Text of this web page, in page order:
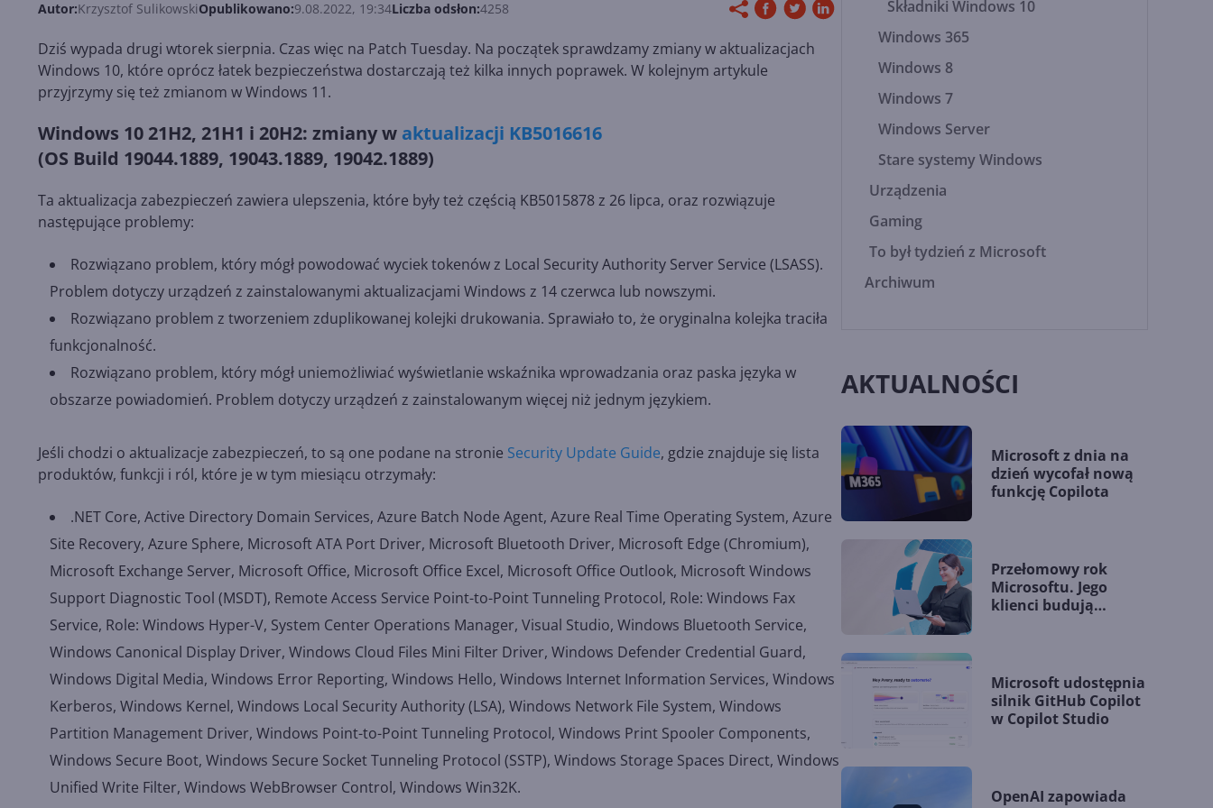
Autor:Krzysztof SulikowskiOpublikowano:9.08.2022, 19:34Liczba odsłon:4258
Dziś wypada drugi wtorek sierpnia. Czas więc na Patch Tuesday. Na początek sprawdzamy zmiany w aktualizacjach
Windows 10, które oprócz łatek bezpieczeństwa dostarczają też kilka innych poprawek. W kolejnym artykule
przyjrzymy się też zmianom w Windows 11.
Windows 10 21H2, 21H1 i 20H2: zmiany w aktualizacji KB5016616
(OS Build 19044.1889, 19043.1889, 19042.1889)
Ta aktualizacja zabezpieczeń zawiera ulepszenia, które były też częścią KB5015878 z 26 lipca, oraz rozwiązuje
następujące problemy:
Rozwiązano problem, który mógł powodować wyciek tokenów z Local Security Authority Server Service (LSASS).
Problem dotyczy urządzeń z zainstalowanymi aktualizacjami Windows z 14 czerwca lub nowszymi.
Rozwiązano problem z tworzeniem zduplikowanej kolejki drukowania. Sprawiało to, że oryginalna kolejka traciła
funkcjonalność.
Rozwiązano problem, który mógł uniemożliwiać wyświetlanie wskaźnika wprowadzania oraz paska języka w
obszarze powiadomień. Problem dotyczy urządzeń z zainstalowanym więcej niż jednym językiem.
Jeśli chodzi o aktualizacje zabezpieczeń, to są one podane na stronie Security Update Guide, gdzie znajduje się lista
produktów, funkcji i ról, które je w tym miesiącu otrzymały:
.NET Core, Active Directory Domain Services, Azure Batch Node Agent, Azure Real Time Operating System, Azure
Site Recovery, Azure Sphere, Microsoft ATA Port Driver, Microsoft Bluetooth Driver, Microsoft Edge (Chromium),
Microsoft Exchange Server, Microsoft Office, Microsoft Office Excel, Microsoft Office Outlook, Microsoft Windows
Support Diagnostic Tool (MSDT), Remote Access Service Point-to-Point Tunneling Protocol, Role: Windows Fax
Service, Role: Windows Hyper-V, System Center Operations Manager, Visual Studio, Windows Bluetooth Service,
Windows Canonical Display Driver, Windows Cloud Files Mini Filter Driver, Windows Defender Credential Guard,
Windows Digital Media, Windows Error Reporting, Windows Hello, Windows Internet Information Services, Windows
Kerberos, Windows Kernel, Windows Local Security Authority (LSA), Windows Network File System, Windows
Partition Management Driver, Windows Point-to-Point Tunneling Protocol, Windows Print Spooler Components,
Windows Secure Boot, Windows Secure Socket Tunneling Protocol (SSTP), Windows Storage Spaces Direct, Windows
Unified Write Filter, Windows WebBrowser Control, Windows Win32K.
Składniki Windows 10
Windows 365
Windows 8
Windows 7
Windows Server
Stare systemy Windows
Urządzenia
Gaming
To był tydzień z Microsoft
Archiwum
AKTUALNOŚCI
Microsoft z dnia na
dzień wycofał nową
funkcję Copilota
Przełomowy rok
Microsoftu. Jego
klienci budują
Microsoft udostępnia
silnik GitHub Copilot
w Copilot Studio
OpenAI zapowiada